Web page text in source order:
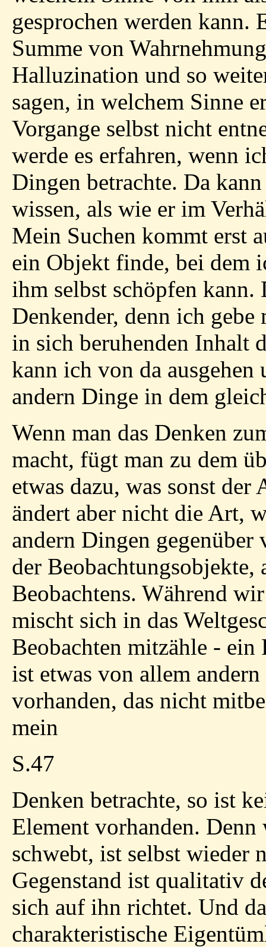
gesprochen werden kann.
Summe von
Halluzination und so
sagen, in welchem Sinne
Vorgange selbst nicht
werde es erfahren, wenn
Dingen betrachte. Da
wissen, als wie er im
Mein Suchen kommt erst
ein Objekt finde, bei dem
ihm selbst schöpfen kann.
Denkender, denn ich
in sich beruhenden Inhalt
kann ich von da
andern Dinge in dem
Wenn man das Denken
macht, fügt man zu dem
etwas dazu, was sonst
ändert aber nicht die Art,
andern Dingen
der
Beobachtens. Während
mischt sich in das
Beobachten mitzähle - ein
ist etwas von allem andern
vorhanden, das nicht
mein
S.47
Denken betrachte, so ist
Element vorhanden.
schwebt, ist selbst wieder
Gegenstand ist qualitativ
sich auf ihn richtet. Und
charakteristische